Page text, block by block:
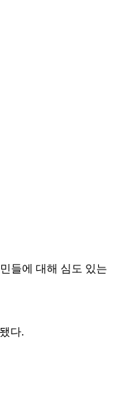
들에 대해 심도 있는
다.